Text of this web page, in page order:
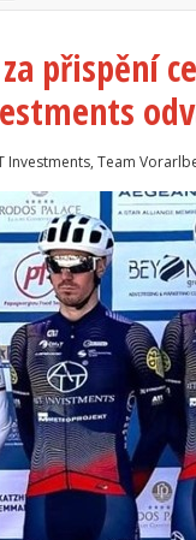
přispění
Investments, Team